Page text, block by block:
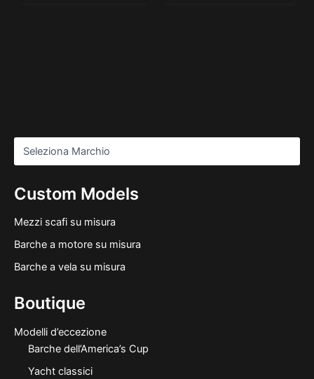
Custom Models
Mezzi scafi su misura
Barche a motore su misura
Barche a vela su misura
Boutique
Modelli d’eccezione
Barche dell’America’s Cup
Yacht classici